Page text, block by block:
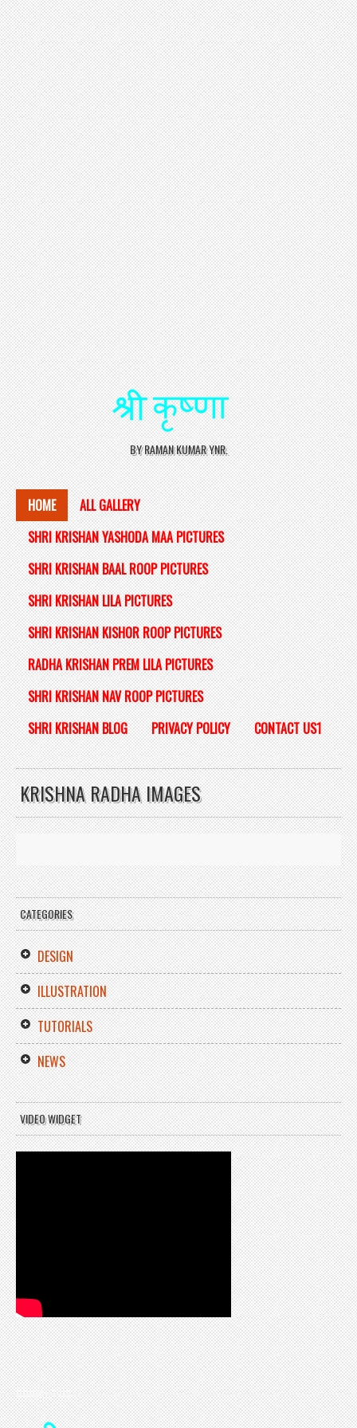
BY RAMAN KUMAR YNR.
HOME
ALL GALLERY
SHRI KRISHAN YASHODA MAA PICTURES
SHRI KRISHAN BAAL ROOP PICTURES
SHRI KRISHAN LILA PICTURES
SHRI KRISHAN KISHOR ROOP PICTURES
RADHA KRISHAN PREM LILA PICTURES
SHRI KRISHAN NAV ROOP PICTURES
SHRI KRISHAN BLOG
PRIVACY POLICY CONTACT US1
KRISHNA RADHA IMAGES
CATEGORIES
DESIGN
ILLUSTRATION
TUTORIALS
NEWS
VIDEO WIDGET
CONTACT US